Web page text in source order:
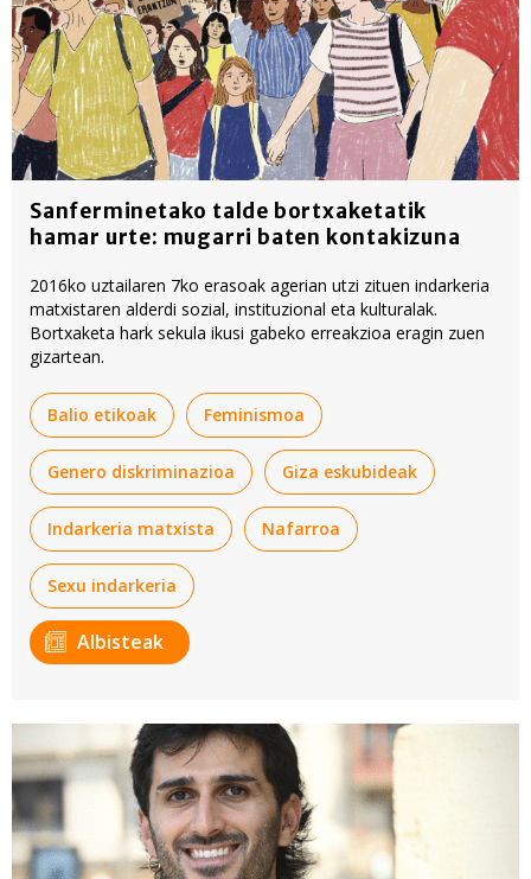
Sanferminetako talde bortxaketatik
hamar urte: mugarri baten kontakizuna
2016ko uztailaren 7ko erasoak agerian utzi zituen indarkeria
matxistaren alderdi sozial, instituzional eta kulturalak.
Bortxaketa hark sekula ikusi gabeko erreakzioa eragin zuen
gizartean.
Balio etikoak Feminismoa
Genero diskriminazioa Giza eskubideak
Indarkeria matxista Nafarroa
Sexu indarkeria
Albisteak